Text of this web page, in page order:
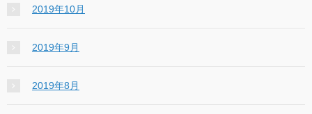
2019年10月
2019年9月
2019年8月